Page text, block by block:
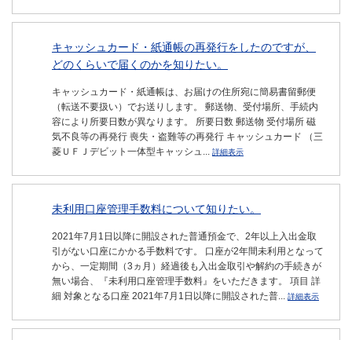
キャッシュカード・紙通帳の再発行をしたのですが、
どのくらいで届くのかを知りたい。
キャッシュカード・紙通帳は、お届けの住所宛に簡易書留郵便
（転送不要扱い）でお送りします。 郵送物、受付場所、手続内
容により所要日数が異なります。 所要日数 郵送物 受付場所 磁
気不良等の再発行 喪失・盗難等の再発行 キャッシュカード （三
菱ＵＦＪデビット一体型キャッシュ... 詳細表示
未利用口座管理手数料について知りたい。
2021年7月1日以降に開設された普通預金で、2年以上入出金取
引がない口座にかかる手数料です。 口座が2年間未利用となって
から、一定期間（3ヵ月）経過後も入出金取引や解約の手続きが
無い場合、『未利用口座管理手数料』をいただきます。 項目 詳
細 対象となる口座 2021年7月1日以降に開設された普... 詳細表示